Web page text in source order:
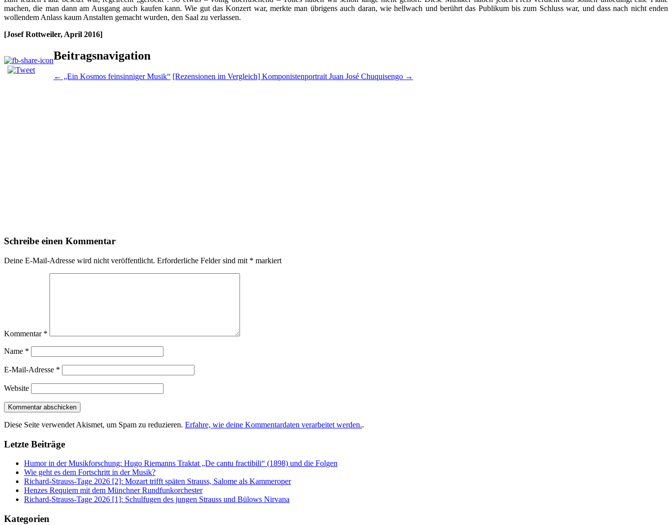
machen, die man dann am Ausgang auch kaufen kann. Wie gut das Konzert war, merkte man übrigens auch daran, wie hellwach und berührt das Publikum bis zum Schluss war, und dass nach nicht enden
wollendem Anlass kaum Anstalten gemacht wurden, den Saal zu verlassen.
[Josef Rottweiler, April 2016]
Beitragsnavigation
← „Ein Kosmos feinsinniger Musik“ [Rezensionen im Vergleich] Komponistenportrait Juan José Chuquisengo →
Schreibe einen Kommentar
Deine E-Mail-Adresse wird nicht veröffentlicht. Erforderliche Felder sind mit * markiert
Kommentar *
Name *
E-Mail-Adresse *
Website
Diese Seite verwendet Akismet, um Spam zu reduzieren. Erfahre, wie deine Kommentardaten verarbeitet werden..
Letzte Beiträge
Humor in der Musikforschung: Hugo Riemanns Traktat „De cantu fractibili“ (1898) und die Folgen
Wie geht es dem Fortschritt in der Musik?
Richard-Strauss-Tage 2026 [2]: Mozart trifft späten Strauss, Salome als Kammeroper
Henzes Requiem mit dem Münchner Rundfunkorchester
Richard-Strauss-Tage 2026 [1]: Schulfugen des jungen Strauss und Bülows Nirvana
Kategorien